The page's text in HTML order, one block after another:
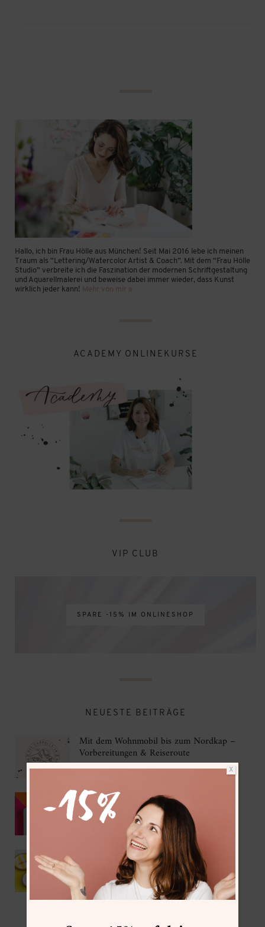
Hallo, ich bin Frau Hölle aus München! Seit Mai 2016 lebe ich meinen
Traum als “Lettering/Watercolor Artist & Coach”. Mit dem “Frau Hölle
Studio” verbreite ich die Faszination der modernen Schriftgestaltung
und Aquarellmalerei und beweise dabei immer wieder, dass Kunst
wirklich jeder kann! Mehr von mir »
ACADEMY ONLINEKURSE
VIP CLUB
SPARE -15% IM ONLINESHOP
NEUESTE BEITRÄGE
Mit dem Wohnmobil bis zum Nordkap –
Vorbereitungen & Reiseroute
Kumihimo als DIY Sommer-Trend 2026
IKEA Hack – DIY Korkuntersetzer mit
Gießpulver
X